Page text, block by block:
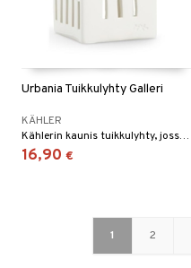
Urbania Tuikkulyhty Galleri
KÄHLER
Kählerin kaunis tuikkulyhty, jossa on käsitehdyt ikkunat.
16,90 €
1 2